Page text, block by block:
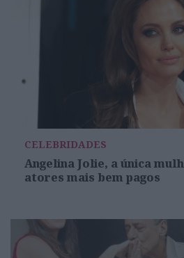
CELEBRIDADES
Angelina Jolie, a única
atores mais bem pagos